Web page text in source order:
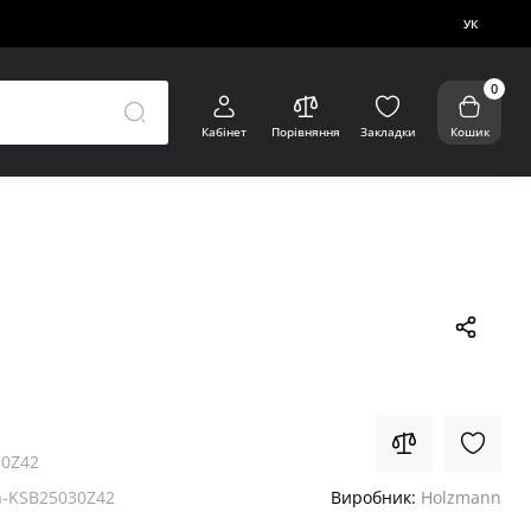
УК
Кабінет Порівняння Закладки
0
Кошик
KSB25030Z42 Виробник: Holzmann